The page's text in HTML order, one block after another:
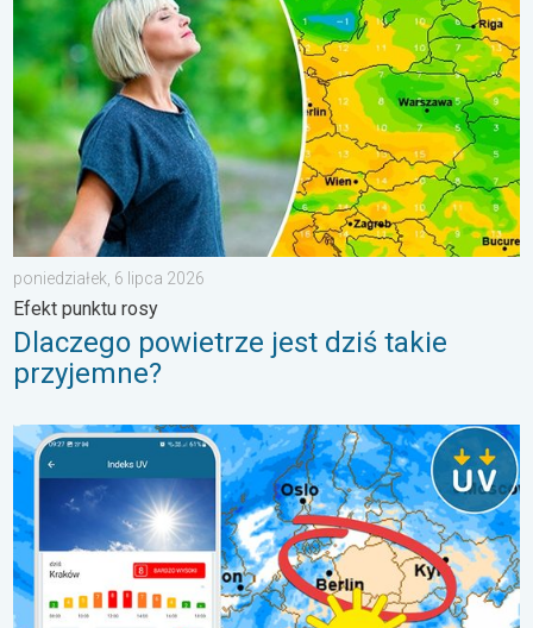
poniedziałek, 6 lipca 2026
Efekt punktu rosy
Dlaczego powietrze jest dziś takie
przyjemne?
Brak opadów do końca tygodnia. Chroń się przed słońcem. .